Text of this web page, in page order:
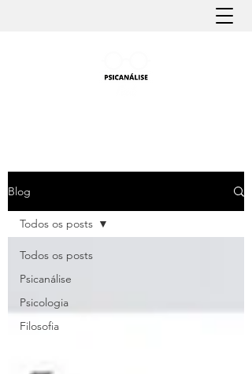
Blog
Todos os posts
Psicanálise
Psicologia
Filosofia
Todos os posts